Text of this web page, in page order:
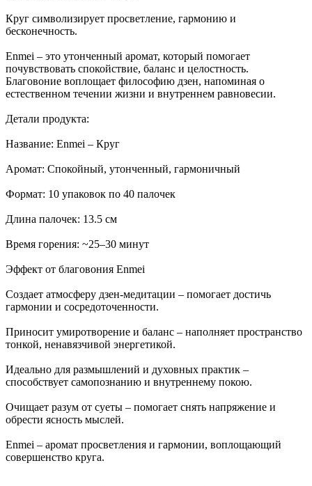
Круг символизирует просветление, гармонию и
бесконечность.
Enmei – это утонченный аромат, который помогает
почувствовать спокойствие, баланс и целостность.
Благовоние воплощает философию дзен, напоминая о
естественном течении жизни и внутреннем равновесии.
Детали продукта:
Название: Enmei – Круг
Аромат: Спокойный, утонченный, гармоничный
Формат: 10 упаковок по 40 палочек
Длина палочек: 13.5 см
Время горения: ~25–30 минут
Эффект от благовония Enmei
Создает атмосферу дзен-медитации – помогает достичь
гармонии и сосредоточенности.
Приносит умиротворение и баланс – наполняет пространство
тонкой, ненавязчивой энергетикой.
Идеально для размышлений и духовных практик –
способствует самопознанию и внутреннему покою.
Очищает разум от суеты – помогает снять напряжение и
обрести ясность мыслей.
Enmei – аромат просветления и гармонии, воплощающий
совершенство круга.